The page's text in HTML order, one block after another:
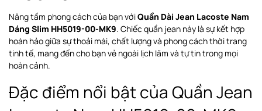
Nâng tầm phong cách của bạn vớiQuần Dài Jean Lacoste Nam
Dáng Slim HH5019-00-MK9. Chiếc quần jean này là sự kết hợp
hoàn hảo giữa sự thoải mái, chất lượng và phong cách thời trang
tinh tế, mang đến cho bạn vẻ ngoài lịch lãm và tự tin trong mọi
hoàn cảnh.
Đặc điểm nổi bật của Quần Jean